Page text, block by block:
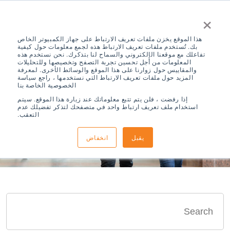
×
هذا الموقع يخزن ملفات تعريف الارتباط على جهاز الكمبيوتر الخاص
بك. تُستخدم ملفات تعريف الارتباط هذه لجمع معلومات حول كيفية
تفاعلك مع موقعنا الإلكتروني والسماح لنا بتذكرك. نحن نستخدم هذه
المعلومات من أجل تحسين تجربة التصفح وتخصيصها وللتحليلات
والمقاييس حول زوارنا على هذا الموقع والوسائط الأخرى. لمعرفة
المزيد حول ملفات تعريف الارتباط التي نستخدمها ، راجع سياسة
الخصوصية الخاصة بنا
إذا رفضت ، فلن يتم تتبع معلوماتك عند زيارة هذا الموقع. سيتم
استخدام ملف تعريف ارتباط واحد في متصفحك لتذكر تفضيلك عدم
التعقب.
يقبل انخفاض
Search Results